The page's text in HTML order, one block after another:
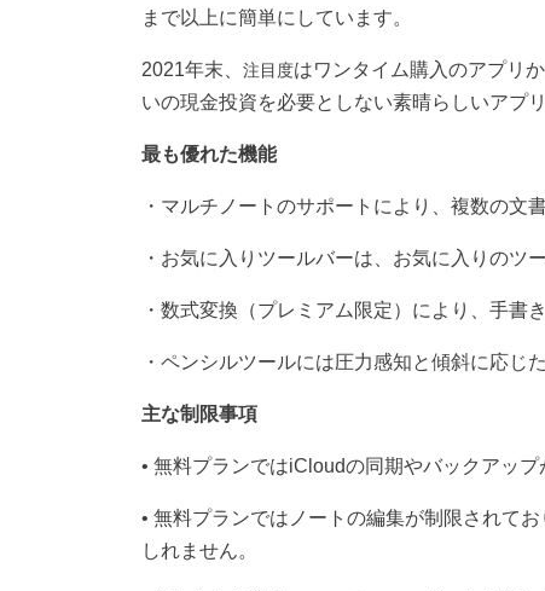
まで以上に簡単にしています。
2021年末、 注目度はワンタイム購入のアプリ
いの現金投資を必要としない素晴らしいアプ
最も優れた機能
・マルチノートのサポートにより、複数の文
・お気に入りツールバーは、お気に入りのツ
・数式変換（プレミアム限定）により、手書
・ペンシルツールには圧力感知と傾斜に応じ
主な制限事項
• 無料プランではiCloudの同期やバックアップ
• 無料プランではノートの編集が制限されて
しれません。